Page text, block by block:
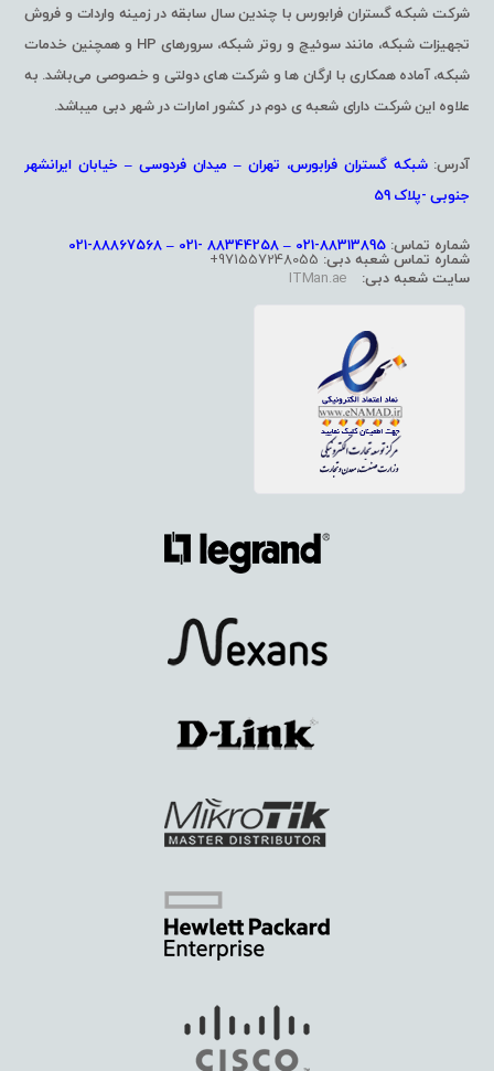
شرکت شبکه گستران فرابورس با چندین سال سابقه در زمینه واردات و فروش
تجهیزات شبکه، مانند سوئیچ و روتر شبکه، سرورهای HP و همچنین خدمات
شبکه، آماده همکاری با ارگان ها و شرکت های دولتی و خصوصی می‌باشد. به
علاوه این شرکت دارای شعبه ی دوم در کشور امارات در شهر دبی میباشد.
آدرس:شبکه گستران فرابورس، تهران – میدان فردوسی – خیابان ایرانشهر
جنوبی -پلاک 59
شماره تماس: 88313895-021 – 88344258 -021 – 88867568-021
شماره تماس شعبه دبی:
سایت شعبه دبی: ITMan.ae